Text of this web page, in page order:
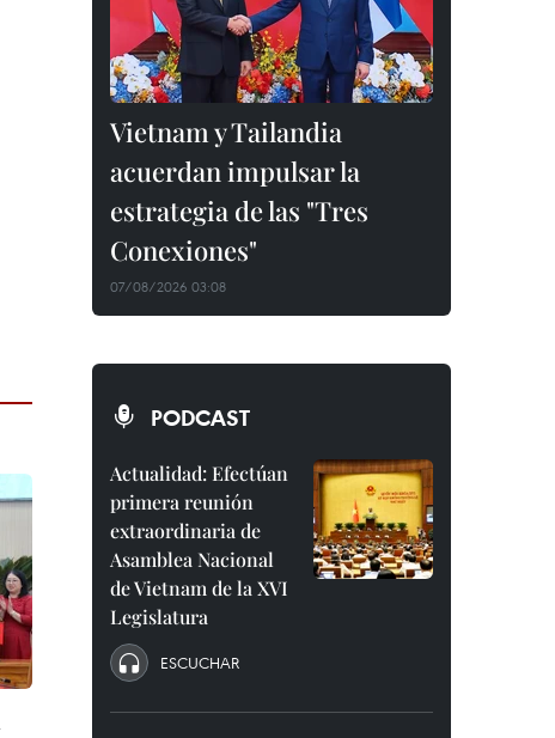
Vietnam y Tailandia
acuerdan impulsar la
estrategia de las "Tres
Conexiones"
07/08/2026 03:08
PODCAST
Actualidad: Efectúan
primera reunión
extraordinaria de
Asamblea Nacional
de Vietnam de la XVI
Legislatura
ESCUCHAR